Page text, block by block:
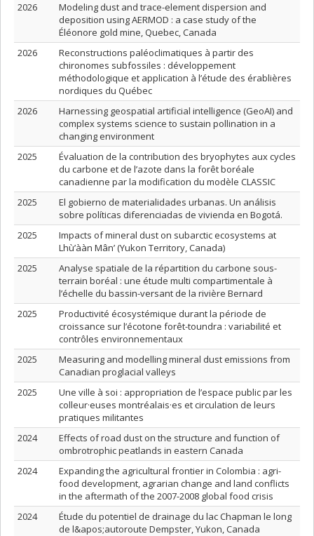
2026
Modeling dust and trace-element dispersion and
deposition using AERMOD : a case study of the
Éléonore gold mine, Quebec, Canada
2026
Reconstructions paléoclimatiques à partir des
chironomes subfossiles : développement
méthodologique et application à l’étude des érablières
nordiques du Québec
2026
Harnessing geospatial artificial intelligence (GeoAI) and
complex systems science to sustain pollination in a
changing environment
2025
Évaluation de la contribution des bryophytes aux cycles
du carbone et de l’azote dans la forêt boréale
canadienne par la modification du modèle CLASSIC
2025
El gobierno de materialidades urbanas. Un análisis
sobre políticas diferenciadas de vivienda en Bogotá.
2025
Impacts of mineral dust on subarctic ecosystems at
Lhù’ààn Mân’ (Yukon Territory, Canada)
2025
Analyse spatiale de la répartition du carbone sous-
terrain boréal : une étude multi compartimentale à
l’échelle du bassin-versant de la rivière Bernard
2025
Productivité écosystémique durant la période de
croissance sur l’écotone forêt-toundra : variabilité et
contrôles environnementaux
2025
Measuring and modelling mineral dust emissions from
Canadian proglacial valleys
2025
Une ville à soi : appropriation de l’espace public par les
colleur·euses montréalais·es et circulation de leurs
pratiques militantes
2024
Effects of road dust on the structure and function of
ombrotrophic peatlands in eastern Canada
2024
Expanding the agricultural frontier in Colombia : agri-
food development, agrarian change and land conflicts
in the aftermath of the 2007-2008 global food crisis
2024
Étude du potentiel de drainage du lac Chapman le long
de l&apos;autoroute Dempster, Yukon, Canada